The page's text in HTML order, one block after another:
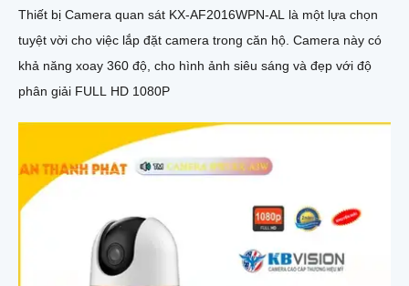
Thiết bị Camera quan sát KX-AF2016WPN-AL là một lựa chọn
tuyệt vời cho việc lắp đặt camera trong căn hộ. Camera này có
khả năng xoay 360 độ, cho hình ảnh siêu sáng và đẹp với độ
phân giải FULL HD 1080P